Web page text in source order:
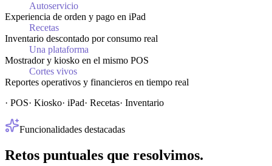
Autoservicio
Experiencia de orden y pago en iPad
Recetas
Inventario descontado por consumo real
Una plataforma
Mostrador y kiosko en el mismo POS
Cortes vivos
Reportes operativos y financieros en tiempo real
· POS· Kiosko· iPad· Recetas· Inventario
Funcionalidades destacadas
Retos puntuales que resolvimos.